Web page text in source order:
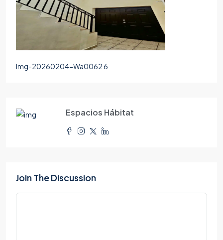
Img-20260204-Wa0062 6
Espacios Hábitat
Join The Discussion